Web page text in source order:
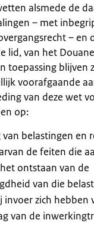
alsmede de
– met
– en
lid, van het
toepassing blijven
voorafgaande
van deze wet
op:
belastingen en
de feiten die
ontstaan van de
van die
invoer zich hebben
van de